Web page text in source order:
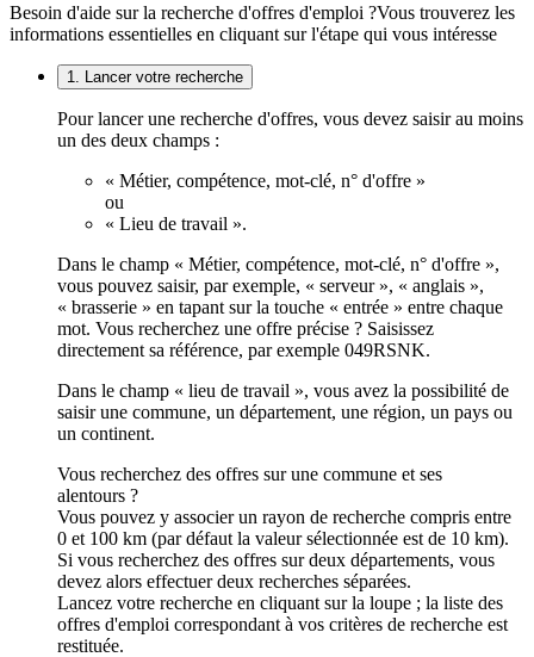
Besoin d'aide sur la recherche d'offres d'emploi ?Vous trouverez les
informations essentielles en cliquant sur l'étape qui vous intéresse
1. Lancer votre recherche
Pour lancer une recherche d'offres, vous devez saisir au moins
un des deux champs :
« Métier, compétence, mot-clé, n° d'offre »
ou
« Lieu de travail ».
Dans le champ « Métier, compétence, mot-clé, n° d'offre »,
vous pouvez saisir, par exemple, « serveur », « anglais »,
« brasserie » en tapant sur la touche « entrée » entre chaque
mot. Vous recherchez une offre précise ? Saisissez
directement sa référence, par exemple 049RSNK.
Dans le champ « lieu de travail », vous avez la possibilité de
saisir une commune, un département, une région, un pays ou
un continent.
Vous recherchez des offres sur une commune et ses
alentours ?
Vous pouvez y associer un rayon de recherche compris entre
0 et 100 km (par défaut la valeur sélectionnée est de 10 km).
Si vous recherchez des offres sur deux départements, vous
devez alors effectuer deux recherches séparées.
Lancez votre recherche en cliquant sur la loupe ; la liste des
offres d'emploi correspondant à vos critères de recherche est
restituée.